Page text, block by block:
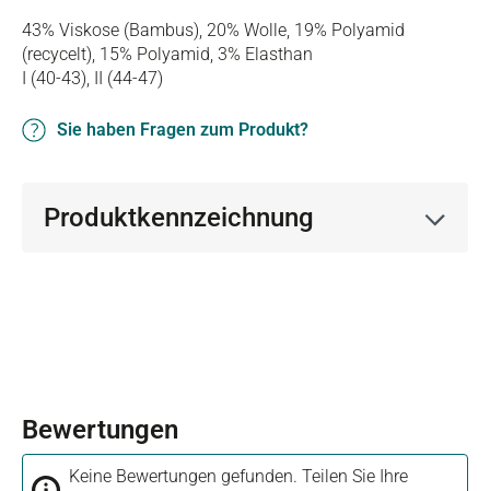
43% Viskose (Bambus), 20% Wolle, 19% Polyamid
(recycelt), 15% Polyamid, 3% Elasthan
I (40-43), II (44-47)
Sie haben Fragen zum Produkt?
Produktkennzeichnung
Bewertungen
Keine Bewertungen gefunden. Teilen Sie Ihre